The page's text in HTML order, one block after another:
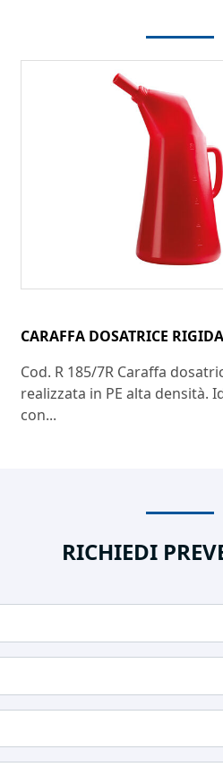
CARAFFA DOSATRICE
Cod. R 185/7R Caraffa
realizzata in PE alta densità.
con...
RICHIEDI